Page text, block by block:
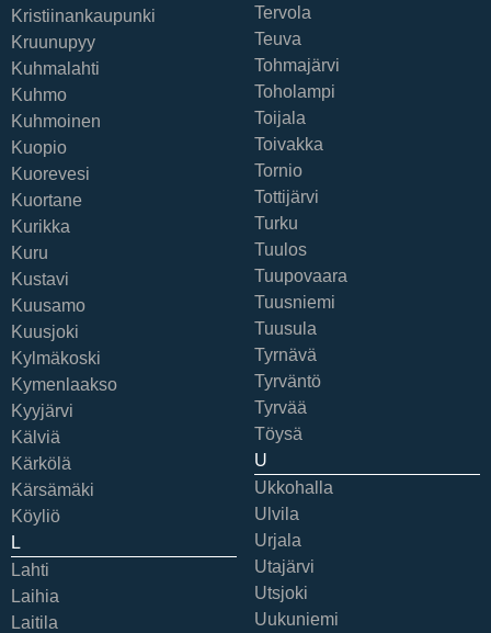
Kristiinankaupunki
Kruunupyy
Kuhmalahti
Kuhmo
Kuhmoinen
Kuopio
Kuorevesi
Kuortane
Kurikka
Kuru
Kustavi
Kuusamo
Kuusjoki
Kylmäkoski
Kymenlaakso
Kyyjärvi
Kälviä
Kärkölä
Kärsämäki
Köyliö
L
Lahti
Laihia
Laitila
Tervola
Teuva
Tohmajärvi
Toholampi
Toijala
Toivakka
Tornio
Tottijärvi
Turku
Tuulos
Tuupovaara
Tuusniemi
Tuusula
Tyrnävä
Tyrväntö
Tyrvää
Töysä
U
Ukkohalla
Ulvila
Urjala
Utajärvi
Utsjoki
Uukuniemi